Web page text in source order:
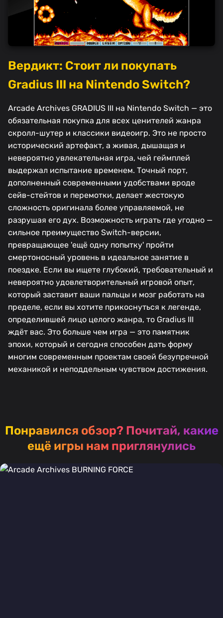
Вердикт: Стоит ли покупать
Gradius III на Nintendo Switch?
Arcade Archives GRADIUS III на Nintendo Switch — это
обязательная покупка для всех ценителей жанра
скролл-шутер и классики видеоигр. Это не просто
исторический артефакт, а живая, дышащая и
невероятно увлекательная игра, чей геймплей
выдержал испытание временем. Точный порт,
дополненный современными удобствами вроде
сейв-стейтов и перемотки, делает жестокую
сложность оригинала более управляемой, не
разрушая его дух. Возможность играть где угодно —
сильное преимущество Switch-версии,
превращающее 'ещё одну попытку' пройти
смертоносный уровень в идеальное занятие в
поездке. Если вы ищете глубокий, требовательный и
невероятно удовлетворительный игровой опыт,
который заставит ваши пальцы и мозг работать на
пределе, если вы хотите прикоснуться к легенде,
определившей лицо целого жанра, то Gradius III
ждёт вас. Это больше чем игра — это памятник
эпохи, который и сегодня способен дать форму
многим современным проектам своей безупречной
механикой и неподдельным чувством достижения.
Понравился обзор? Почитай, какие
ещё игры нам приглянулись